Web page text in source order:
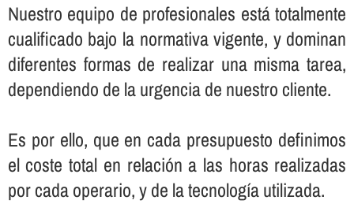
Nuestro equipo de profesionales está totalmente
cualificado bajo la normativa vigente, y dominan
diferentes formas de realizar una misma tarea,
dependiendo de la urgencia de nuestro cliente.
Es por ello, que en cada presupuesto definimos
el coste total en relación a las horas realizadas
por cada operario, y de la tecnologí­a utilizada.